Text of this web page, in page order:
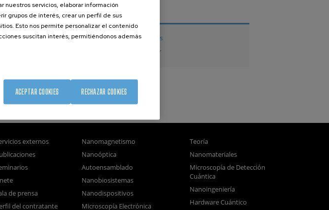
TESIS
Tesis doctorales
Tesis de Máster
externos
de prensa
del contratante
Nanomagnetismo
Nanoóptica
Autoensamblado
Nanobiosistemas
Nanodispositivos
Microscopía Electrónica
Teoría
Nanomateriales
Microscopía de Detección
Cuántica
Nanoingeniería
Hardware Cuántico
nuestros servicios, elaborar información
grupos de interés, crear un perfil de sus
Esto nos permite personalizar el contenido
suscitan interés, permitiéndonos además
RECHAZAR COOKIES
ACEPTAR COOKIES